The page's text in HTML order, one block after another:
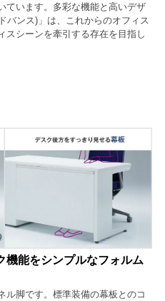
ています。多彩な機能と高いデザ
バンス)」は、これからのオフィス
スシーンを牽引する存在を目指し
機能をシンプルなフォルム
ル脚です。標準装備の幕板とのコ